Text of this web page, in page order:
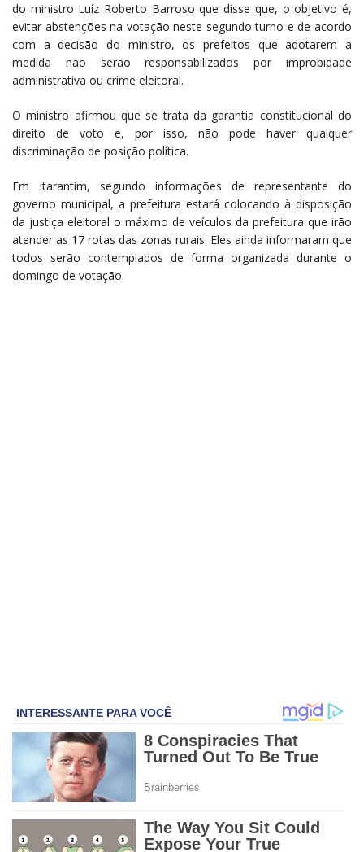
do ministro Luíz Roberto Barroso que disse que, o objetivo é,
evitar abstenções na votação neste segundo turno e de acordo
com a decisão do ministro, os prefeitos que adotarem a
medida não serão responsabilizados por improbidade
administrativa ou crime eleitoral.
O ministro afirmou que se trata da garantia constitucional do
direito de voto e, por isso, não pode haver qualquer
discriminação de posição política.
Em Itarantim, segundo informações de representante do
governo municipal, a prefeitura estará colocando à disposição
da justiça eleitoral o máximo de veículos da prefeitura que irão
atender as 17 rotas das zonas rurais. Eles ainda informaram que
todos serão contemplados de forma organizada durante o
domingo de votação.